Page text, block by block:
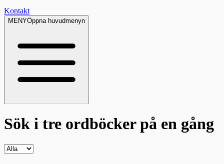
Kontakt
MENYÖppna huvudmenyn
Sök i tre ordböckerpå en gång